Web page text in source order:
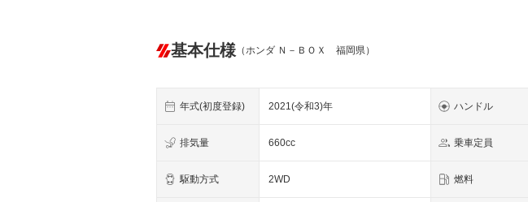
基本仕様 （ホンダ Ｎ－ＢＯＸ 福岡県）
年式(初度登録) 2021(令和3)年 ハンドル
排気量 660cc 乗車定員
駆動方式 2WD 燃料